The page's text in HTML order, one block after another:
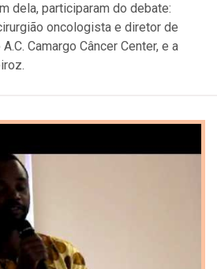
dela, participaram do debate:
oncologista e diretor de
Camargo Câncer Center, e a